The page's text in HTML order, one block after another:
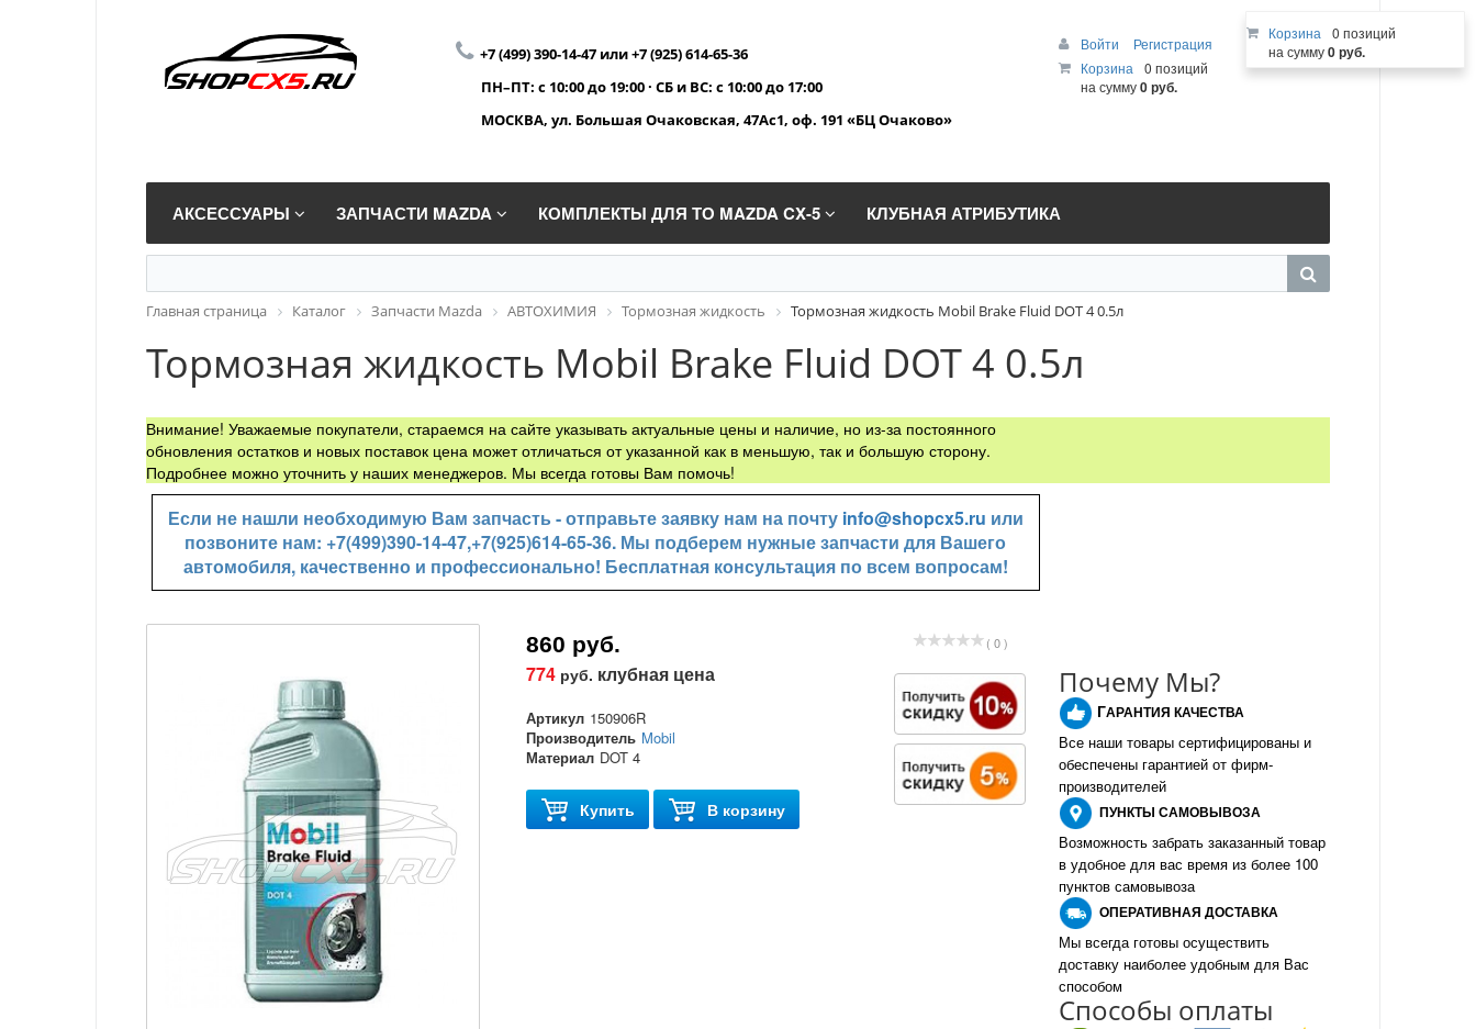
+7 (499) 390-14-47 или +7 (925) 614-65-36
ПН–ПТ: с 10:00 до 19:00 · СБ и ВС: с 10:00 до 17:00
МОСКВА, ул. Большая Очаковская, 47Ас1, оф. 191 «БЦ Очаково»
Войти
Регистрация
Корзина
0 позиций
на сумму0 руб.
АКСЕССУАРЫ ЗАПЧАСТИ MAZDA КОМПЛЕКТЫ ДЛЯ ТО MAZDA CX-5 КЛУБНАЯ АТРИБУТИКА
Главная страница Каталог Запчасти Mazda АВТОХИМИЯ Тормозная жидкость Тормозная жидкость Mobil Brake Fluid DOT 4 0.5л
Тормозная жидкость Mobil Brake Fluid DOT 4 0.5л
Внимание! Уважаемые покупатели, стараемся на сайте указывать актуальные цены и наличие, но из-за постоянного
обновления остатков и новых поставок цена может отличаться от указанной как в меньшую, так и большую сторону.
Подробнее можно уточнить у наших менеджеров. Мы всегда готовы Вам помочь!
Если не нашли необходимую Вам запчасть - отправьте заявку нам на почту info@shopcx5.ru или
позвоните нам: +7(499)390-14-47,+7(925)614-65-36. Мы подберем нужные запчасти для Вашего
автомобиля, качественно и профессионально! Бесплатная консультация по всем вопросам!
( 0 )
860 руб.
774 руб. клубная цена
Артикул 150906R
Производитель Mobil
Материал DOT 4
Купить В корзину
Почему Мы?
ГАРАНТИЯ КАЧЕСТВА
Все наши товары сертифицированы и
обеспечены гарантией от фирм-
производителей
ПУНКТЫ САМОВЫВОЗА
Возможность забрать заказанный товар
в удобное для вас время из более 100
пунктов самовывоза
ОПЕРАТИВНАЯ ДОСТАВКА
Мы всегда готовы осуществить
доставку наиболее удобным для Вас
способом
Способы оплаты
Корзина
0 позиций
на сумму0 руб.